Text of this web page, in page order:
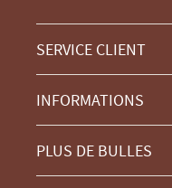
SERVICE CLIENT
INFORMATIONS
PLUS DE BULLES